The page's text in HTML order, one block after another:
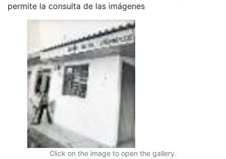
permite la consulta de las imágenes
Click on the image to open the gallery.